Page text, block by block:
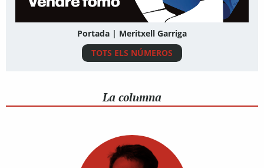
Portada | Meritxell Garriga
TOTS ELS NÚMEROS
La columna